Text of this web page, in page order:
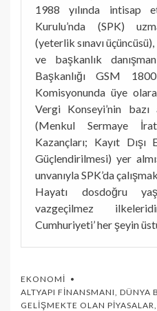
1988 yılında intisap
Kurulu’nda (SPK)
(yeterlik sınavı
ve başkanlık
Başkanlığı GSM
Komisyonunda üye
Vergi Konseyi’nin bazı
(Menkul Sermaye
Kazançları; Kayıt Dışı
Güçlendirilmesi) yer
unvanıyla SPK’da
Hayatı dosdoğru
vazgeçilmez
Cumhuriyeti’ her şeyin
EKONOMI
ALTYAPI FINANSMANI DÜNYA
GELIŞMEKTE OLAN PIYASALAR